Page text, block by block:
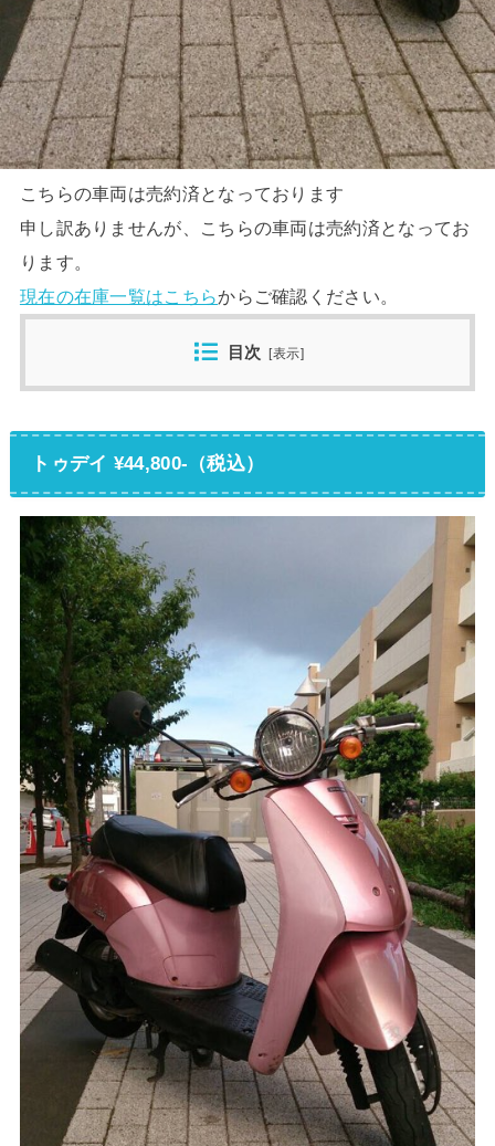
こちらの車両は売約済となっております
申し訳ありませんが、こちらの車両は売約済となってお
ります。
現在の在庫一覧はこちらからご確認ください。
目次 [表示]
トゥデイ ¥44,800-（税込）